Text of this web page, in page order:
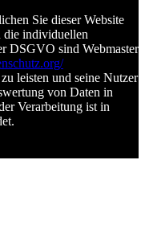
Sie dieser Website
die individuellen
DSGVO sind Webmaster
leisten und seine Nutzer
von Daten in
Verarbeitung ist in